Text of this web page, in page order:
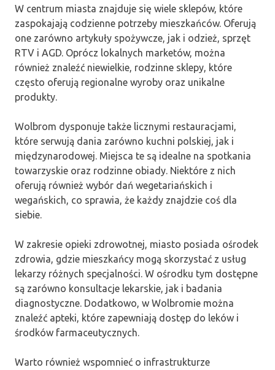
W centrum miasta znajduje się wiele sklepów, które
zaspokajają codzienne potrzeby mieszkańców. Oferują
one zarówno artykuły spożywcze, jak i odzież, sprzęt
RTV i AGD. Oprócz lokalnych marketów, można
również znaleźć niewielkie, rodzinne sklepy, które
często oferują regionalne wyroby oraz unikalne
produkty.
Wolbrom dysponuje także licznymi restauracjami,
które serwują dania zarówno kuchni polskiej, jak i
międzynarodowej. Miejsca te są idealne na spotkania
towarzyskie oraz rodzinne obiady. Niektóre z nich
oferują również wybór dań wegetariańskich i
wegańskich, co sprawia, że każdy znajdzie coś dla
siebie.
W zakresie opieki zdrowotnej, miasto posiada ośrodek
zdrowia, gdzie mieszkańcy mogą skorzystać z usług
lekarzy różnych specjalności. W ośrodku tym dostępne
są zarówno konsultacje lekarskie, jak i badania
diagnostyczne. Dodatkowo, w Wolbromie można
znaleźć apteki, które zapewniają dostęp do leków i
środków farmaceutycznych.
Warto również wspomnieć o infrastrukturze